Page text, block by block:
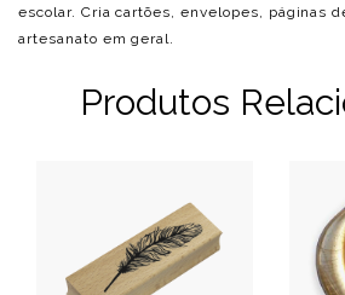
escolar. Cria cartões, envelopes, páginas
artesanato em geral.
Produtos